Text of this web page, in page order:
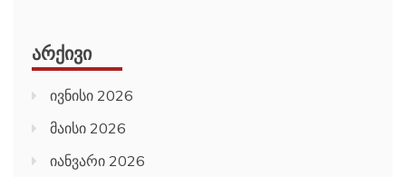
ᲐᲠᲥᲘᲕᲘ
ივნისი 2026
მაისი 2026
იანვარი 2026